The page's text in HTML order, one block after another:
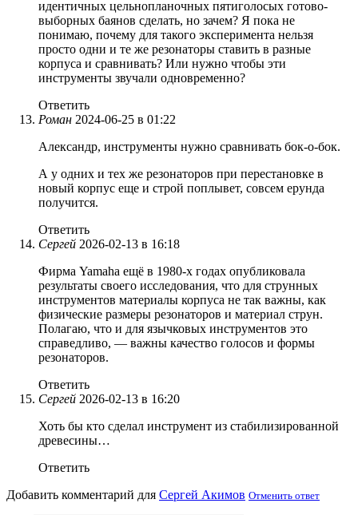
идентичных цельнопланочных пятиголосых готово-
выборных баянов сделать, но зачем? Я пока не
понимаю, почему для такого эксперимента нельзя
просто одни и те же резонаторы ставить в разные
корпуса и сравнивать? Или нужно чтобы эти
инструменты звучали одновременно?
Ответить
Роман 2024-06-25 в 01:22
Александр, инструменты нужно сравнивать бок-о-бок.
А у одних и тех же резонаторов при перестановке в
новый корпус еще и строй поплывет, совсем ерунда
получится.
Ответить
Сергей 2026-02-13 в 16:18
Фирма Yamaha ещё в 1980-х годах опубликовала
результаты своего исследования, что для струнных
инструментов материалы корпуса не так важны, как
физические размеры резонаторов и материал струн.
Полагаю, что и для язычковых инструментов это
справедливо, — важны качество голосов и формы
резонаторов.
Ответить
Сергей 2026-02-13 в 16:20
Хоть бы кто сделал инструмент из стабилизированной
древесины…
Ответить
Добавить комментарий для Сергей Акимов Отменить ответ